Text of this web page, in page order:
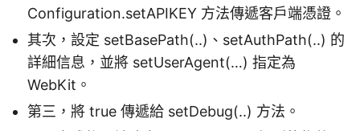
Configuration.setAPIKEY 方法傳遞客戶端憑證。
其次，設定 setBasePath(..)、setAuthPath(..) 的
詳細信息，並將 setUserAgent(…) 指定為
WebKit。
第三，將 true 傳遞給 setDebug(..) 方法。